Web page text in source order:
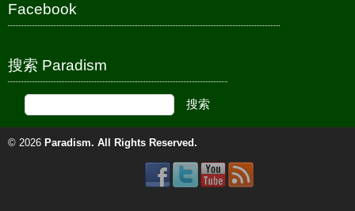
Facebook
搜索 Paradism
© 2026 Paradism. All Rights Reserved.